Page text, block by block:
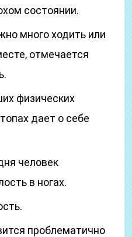
состоянии.
много ходить или
отмечается
физических
дает о себе
человек
в ногах.
проблематично